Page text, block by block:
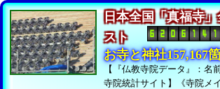
日本全国「真福寺
スト
お寺と神社157,167
【『仏教寺院データ』：名
寺院統計サイト】《寺院メ